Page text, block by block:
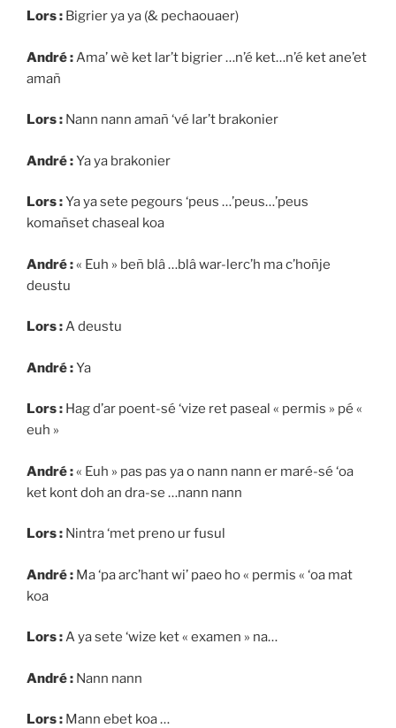
Lors : Bigrier ya ya (& pechaouaer)
André : Ama’ wè ket lar’t bigrier …n’é ket…n’é ket ane’et
amañ
Lors : Nann nann amañ ‘vé lar’t brakonier
André :Ya ya brakonier
Lors :Ya ya sete pegours ‘peus …’peus…’peus
komañset chaseal koa
André :« Euh » beñ blâ …blâ war-lerc’h ma c’hoñje
deustu
Lors :A deustu
André :Ya
Lors : Hag d’ar poent-sé ‘vize ret paseal « permis » pé «
euh »
André :« Euh » pas pas ya o nann nann er maré-sé ‘oa
ket kont doh an dra-se …nann nann
Lors : Nintra ‘met preno ur fusul
André : Ma ‘pa arc’hant wi’ paeo ho « permis « ‘oa mat
koa
Lors :A ya sete ‘wize ket « examen » na…
André : Nann nann
Lors : Mann ebet koa …